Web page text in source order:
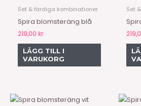
Set & färdiga kombinationer
Spira blomsteräng blå
219,00 kr
LÄGG TILL I
VARUKORG
Set